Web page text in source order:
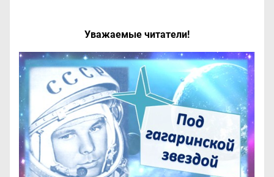
Уважаемые читатели!